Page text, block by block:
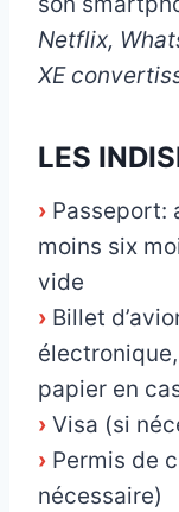
Netflix,
XE
LES
› Passeport:
moins six
vide
› Billet
papier en
› Visa (si
› Permis de
nécessaire)